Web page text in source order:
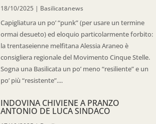
18/10/2025 | Basilicatanews
Capigliatura un po’ “punk” (per usare un termine
ormai desueto) ed eloquio particolarmente forbito:
la trentaseienne melfitana Alessia Araneo è
consigliera regionale del Movimento Cinque Stelle.
Sogna una Basilicata un po’ meno “resiliente” e un
po’ più “resistente”....
INDOVINA CHIVIENE A PRANZO
ANTONIO DE LUCA SINDACO